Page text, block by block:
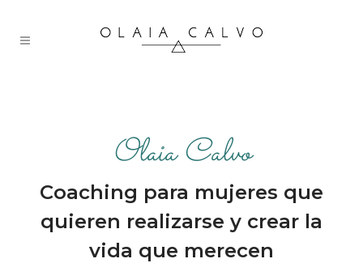
Olaia Calvo
Coaching para mujeres que
quieren realizarse y crear la
vida que merecen